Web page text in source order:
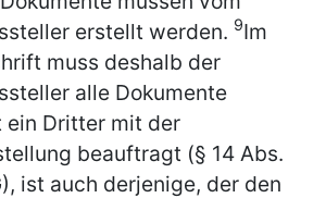
erstellt werden. 9Im
muss deshalb der
alle Dokumente
ein Dritter mit der
beauftragt (§ 14 Abs.
ist auch derjenige, der den